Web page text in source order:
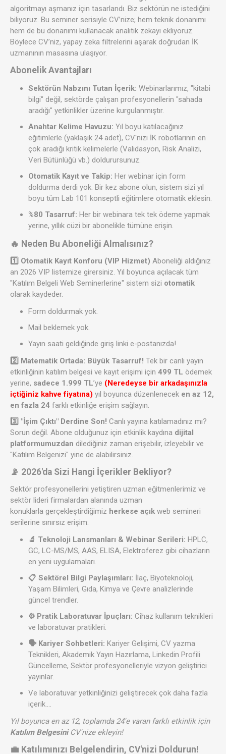
algoritmayı aşmanız için tasarlandı. Biz sektörün ne istediğini
biliyoruz. Bu seminer serisiyle CV’nize; hem teknik donanımı
hem de bu donanımı kullanacak analitik zekayı ekliyoruz.
Böylece CV’niz, yapay zeka filtrelerini aşarak doğrudan İK
uzmanının masasına ulaşıyor.
Abonelik Avantajları
Sektörün Nabzını Tutan İçerik: Webinarlarımız, "kitabi
bilgi" değil, sektörde çalışan profesyonellerin "sahada
aradığı" yetkinlikler üzerine kurgulanmıştır.
Anahtar Kelime Havuzu: Yıl boyu katılacağınız
eğitimlerle (yaklaşık 24 adet), CV'nizi İK robotlarının en
çok aradığı kritik kelimelerle (Validasyon, Risk Analizi,
Veri Bütünlüğü vb.) doldurursunuz.
Otomatik Kayıt ve Takip: Her webinar için form
doldurma derdi yok. Bir kez abone olun, sistem sizi yıl
boyu tüm Lab 101 konseptli eğitimlere otomatik eklesin.
%80 Tasarruf: Her bir webinara tek tek ödeme yapmak
yerine, yıllık cüzi bir abonelikle tümüne erişin.
🔥 Neden Bu Aboneliği Almalısınız?
1️⃣ Otomatik Kayıt Konforu (VIP Hizmet) Aboneliği aldığınız
an 2026 VIP listemize girersiniz. Yıl boyunca açılacak tüm
"Katılım Belgeli Web Seminerlerine" sistem sizi otomatik
olarak kaydeder.
Form doldurmak yok.
Mail beklemek yok.
Yayın saati geldiğinde giriş linki e-postanızda!
2️⃣ Matematik Ortada: Büyük Tasarruf! Tek bir canlı yayın
etkinliğinin katılım belgesi ve kayıt erişimi için 499 TL ödemek
yerine, sadece 1.999 TL’ye (Neredeyse bir arkadaşınızla
içtiğiniz kahve fiyatına) yıl boyunca düzenlenecek en az 12,
en fazla 24 farklı etkinliğe erişim sağlayın.
3️⃣ "İşim Çıktı" Derdine Son! Canlı yayına katılamadınız mı?
Sorun değil. Abone olduğunuz için etkinlik kaydına dijital
platformumuzdan dilediğiniz zaman erişebilir, izleyebilir ve
"Katılım Belgenizi" yine de alabilirsiniz.
📡 2026'da Sizi Hangi İçerikler Bekliyor?
Sektör profesyonellerini yetiştiren uzman eğitmenlerimiz ve
sektör lideri firmalardan alanında uzman
konuklarla gerçekleştirdiğimiz herkese açık web semineri
serilerine sınırsız erişim:
🔬 Teknoloji Lansmanları & Webinar Serileri: HPLC,
GC, LC-MS/MS, AAS, ELISA, Elektroferez gibi cihazların
en yeni uygulamaları.
📋 Sektörel Bilgi Paylaşımları: İlaç, Biyoteknoloji,
Yaşam Bilimleri, Gıda, Kimya ve Çevre analizlerinde
güncel trendler.
⚙️ Pratik Laboratuvar İpuçları: Cihaz kullanım teknikleri
ve laboratuvar pratikleri.
🗣️ Kariyer Sohbetleri: Kariyer Gelişimi, CV yazma
Teknikleri, Akademik Yayın Hazırlama, Linkedin Profili
Güncelleme, Sektör profesyonelleriyle vizyon geliştirici
yayınlar.
Ve laboratuvar yetkinliğinizi geliştirecek çok daha fazla
içerik....
Yıl boyunca en az 12, toplamda 24'e varan farklı etkinlik için
Katılım Belgesini CV'nize ekleyin!
💼 Katılımınızı Belgelendirin, CV'nizi Doldurun!